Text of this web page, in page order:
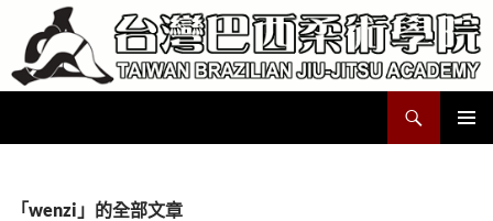
要
容
「wenzi」的全部文章